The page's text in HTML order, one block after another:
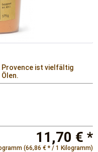
Provence ist vielfältig
11,70 € *
(66,86 € * / 1 Kilogramm)